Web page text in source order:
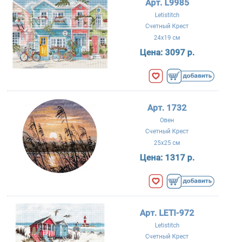
Арт. L9985
Letistitch
Счетный Крест
24x19 см
Цена: 3097 р.
Арт. 1732
Овен
Счетный Крест
25x25 см
Цена: 1317 р.
Арт. LETI-972
Letistitch
Счетный Крест